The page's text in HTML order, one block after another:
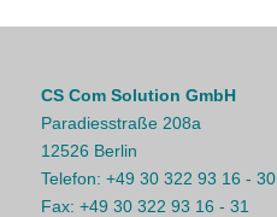
CS Com Solution GmbH
Paradiesstraße 208a
12526 Berlin
Telefon: +49 30 322 93 16 - 30
Fax: +49 30 322 93 16 - 31